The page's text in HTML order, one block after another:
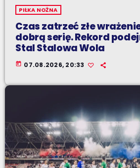
PIŁKA NOŻNA
Czas zatrzeć złe
dobrą serię. Rekord
Stal Stalowa Wola
today 07.08.2026, 20:33